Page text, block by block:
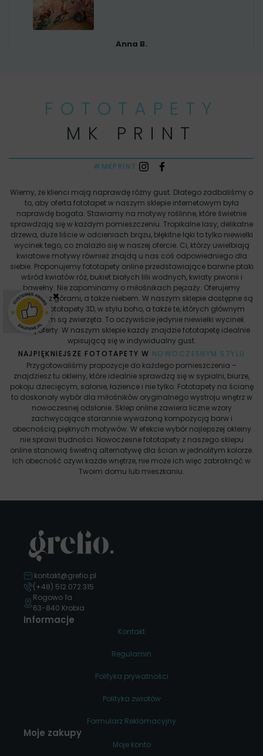
Anna B.
FOTOTAPETY
MK PRINT
#MKPRINT
Wiemy, że klienci mają naprawdę różny gust. Dlatego zadbaliśmy o
to, aby oferta fototapet w naszym sklepie internetowym była
naprawdę bogata. Stawiamy na motywy roślinne, które świetnie
sprawdzają się w każdym pomieszczeniu. Tropikalne lasy, delikatne
drzewa, duże liście w odcieniach brązu, błękitne łąki to tylko niewielki
wycinek tego, co znalazło się w naszej ofercie. Ci, którzy uwielbiają
kwiatowe motywy również znajdą u nas coś odpowiedniego dla
siebie. Proponujemy fototapety online przedstawiające barwne ptaki
wśród kwiatów róż, bukiet białych lilii wodnych, kwiaty piwonii i
bawełny. Nie zapominamy o miłośnikach pejzaży. Oferujemy
fototapety z górami, a także niebem. W naszym sklepie dostępne są
również fototapety 3D, w stylu boho, a także te, których głównym
motywem są zwierzęta. To oczywiście jedynie niewielki wycinek
naszej oferty. W naszym sklepie każdy znajdzie fototapetę idealnie
wpisującą się w indywidualny gust.
NAJPIĘKNIEJSZE FOTOTAPETY W NOWOCZESNYM STYLU
Przygotowaliśmy propozycje do każdego pomieszczenia –
znajdziesz tu okleiny, które idealnie sprawdzą się w sypialni, biurze,
pokoju dziecięcym, salonie, łazience i nie tylko. Fototapety na ścianę
to doskonały wybór dla miłośników oryginalnego wystroju wnętrz w
nowoczesnej odsłonie. Sklep online zawiera liczne wzory
zachwycające starannie wyważoną kompozycją barw i
obecnością pięknych motywów. W efekcie wybór najlepszej okleiny
nie sprawi trudności. Nowoczesne fototapety z naszego sklepu
online stanowią świetną alternatywę dla ścian w jednolitym kolorze.
Ich obecność ożywi każde wnętrze, nie może ich więc zabraknąć w
Twoim domu lub mieszkaniu.
kontakt@grefio.pl
(+48) 512 072 315
Rogowo 1a
63-840 Krobia
Informacje
Kontakt
Regulamin
Polityka prywatności
Polityka zwrotów
Formularz Reklamacyjny
Moje zakupy
Moje konto
×